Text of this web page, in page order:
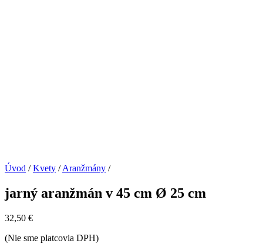
Úvod /Kvety /Aranžmány /
jarný aranžmán v 45 cm Ø 25 cm
32,50 €
(Nie sme platcovia DPH)